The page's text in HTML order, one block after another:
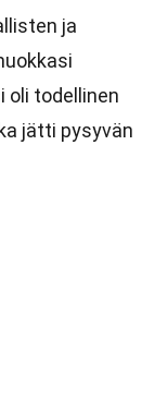
ja
oli todellinen
jätti pysyvän